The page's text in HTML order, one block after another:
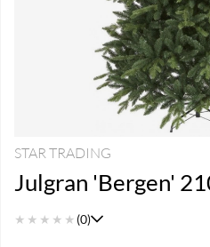
STAR TRADING
Julgran 'Bergen'
★ ★ ★ ★ ★ (0)